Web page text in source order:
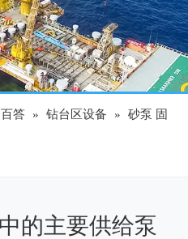
答 » 钻台区设备 » 砂泵 固
的主要供给泵